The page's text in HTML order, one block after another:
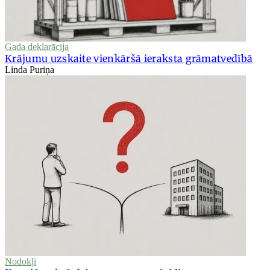
Gada deklarācija
Krājumu uzskaite vienkāršā ieraksta grāmatvedībā
Linda Puriņa
Nodokļi